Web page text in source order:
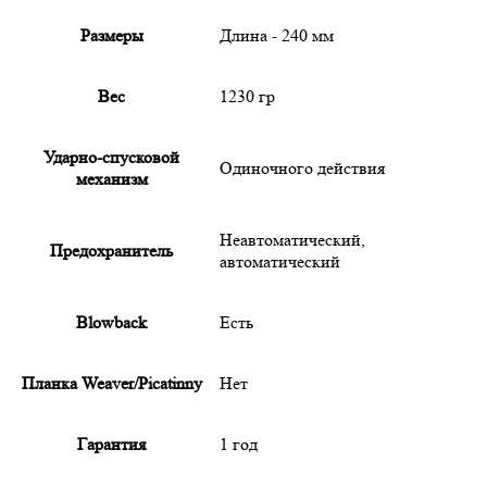
Размеры Длина - 240 мм
Вес 1230 гр
Ударно-спусковой
механизм
Одиночного действия
Предохранитель
Неавтоматический,
автоматический
Blowback Есть
Планка Weaver/Picatinny Нет
Гарантия 1 год